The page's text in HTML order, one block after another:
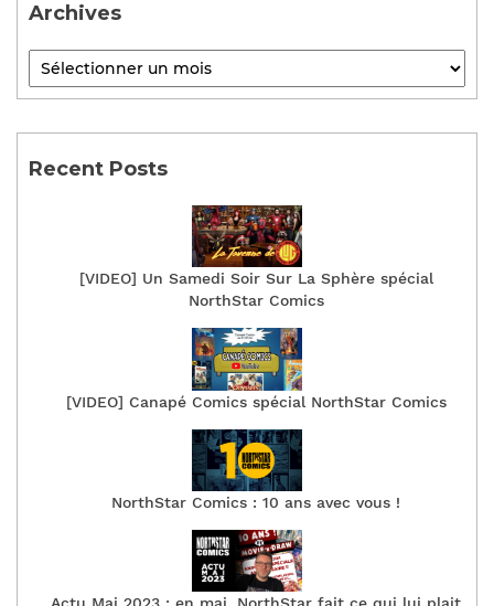
Archives
Recent Posts
[VIDEO] Un Samedi Soir Sur La Sphère spécial
NorthStar Comics
[VIDEO] Canapé Comics spécial NorthStar Comics
NorthStar Comics : 10 ans avec vous !